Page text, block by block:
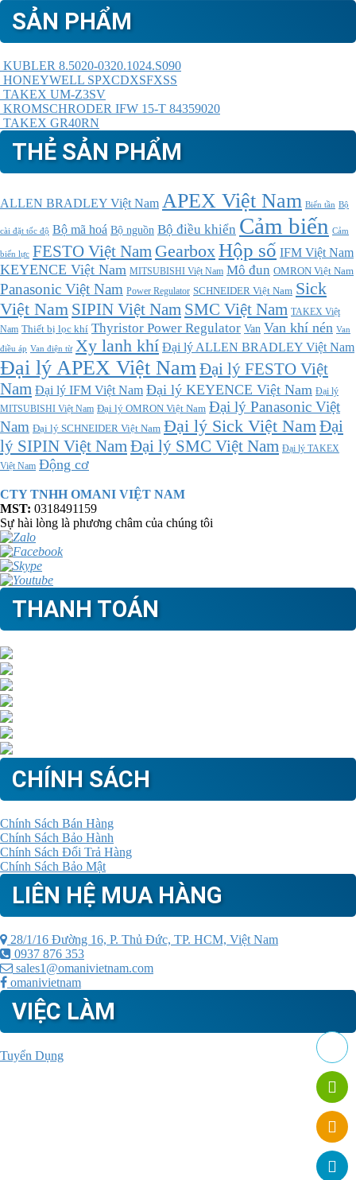
SẢN PHẨM
KUBLER 8.5020-0320.1024.S090
HONEYWELL SPXCDXSFXSS
TAKEX UM-Z3SV
KROMSCHRODER IFW 15-T 84359020
TAKEX GR40RN
THẺ SẢN PHẨM
ALLEN BRADLEY Việt Nam APEX Việt Nam Biến tần Bộ
cài đặt tốc độ Bộ mã hoá Bộ nguồn Bộ điều khiển Cảm biến Cảm
biến lực FESTO Việt Nam GearboxHộp số IFM Việt Nam
KEYENCE Việt Nam MITSUBISHI Việt Nam Mô đun OMRON Việt Nam
Panasonic Việt Nam Power Regulator SCHNEIDER Việt Nam Sick
Việt Nam SIPIN Việt Nam SMC Việt Nam TAKEX Việt
Nam Thiết bị lọc khí Thyristor Power Regulator Van Van khí nén Van
điều áp Van điện từ Xy lanh khí Đại lý ALLEN BRADLEY Việt Nam
Đại lý APEX Việt NamĐại lý FESTO Việt
Nam Đại lý IFM Việt Nam Đại lý KEYENCE Việt Nam Đại lý
MITSUBISHI Việt Nam Đại lý OMRON Việt Nam Đại lý Panasonic Việt
Nam Đại lý SCHNEIDER Việt Nam Đại lý Sick Việt NamĐại
lý SIPIN Việt Nam Đại lý SMC Việt Nam Đại lý TAKEX
Việt Nam Động cơ
CTY TNHH OMANI VIỆT NAM
MST: 0318491159
Sự hài lòng là phương châm của chúng tôi
THANH TOÁN
CHÍNH SÁCH
Chính Sách Bán Hàng
Chính Sách Bảo Hành
Chính Sách Đổi Trả Hàng
Chính Sách Bảo Mật
LIÊN HỆ MUA HÀNG
28/1/16 Đường 16, P. Thủ Đức, TP. HCM, Việt Nam
0937 876 353
sales1@omanivietnam.com
omanivietnam
VIỆC LÀM
Tuyển Dụng